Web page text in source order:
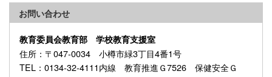
お問い合わせ
教育委員会教育部 学校教育支援室
住所 ：〒047-0034 小樽市緑3丁目4番1号
TEL ：0134-32-4111内線 教育推進Ｇ7526 保健安全Ｇ